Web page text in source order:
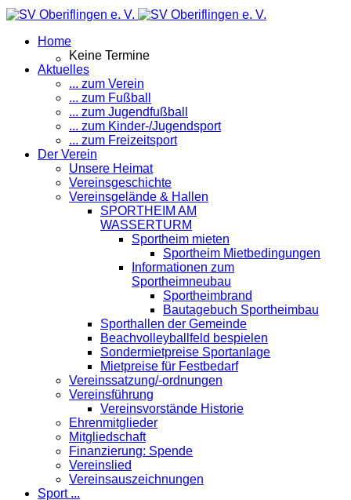
Home
Keine Termine
Aktuelles
... zum Verein
... zum Fußball
... zum Jugendfußball
... zum Kinder-/Jugendsport
... zum Freizeitsport
Der Verein
Unsere Heimat
Vereinsgeschichte
Vereinsgelände & Hallen
SPORTHEIM AM
WASSERTURM
Sportheim mieten
Sportheim Mietbedingungen
Informationen zum
Sportheimneubau
Sportheimbrand
Bautagebuch Sportheimbau
Sporthallen der Gemeinde
Beachvolleyballfeld bespielen
Sondermietpreise Sportanlage
Mietpreise für Festbedarf
Vereinssatzung/-ordnungen
Vereinsführung
Vereinsvorstände Historie
Ehrenmitglieder
Mitgliedschaft
Finanzierung: Spende
Vereinslied
Vereinsauszeichnungen
Sport ...